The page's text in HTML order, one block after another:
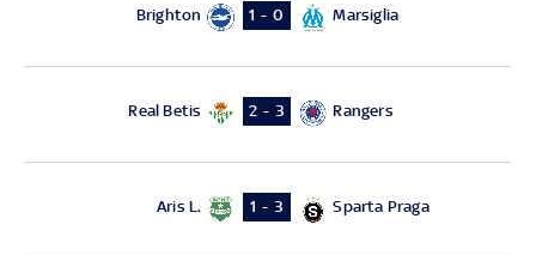
Brighton 1 - 0 Marsiglia
Real Betis 2 - 3 Rangers
Aris L. 1 - 3 Sparta Praga